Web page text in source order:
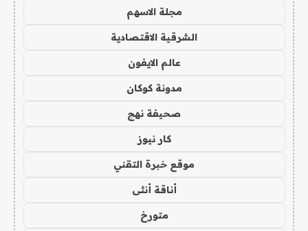
مجلة الاسهم
الشرقية الاقتصادية
عالم الايفون
مدونة كوكان
صحيفة نهج
كار نيوز
موقع خبرة التقني
أناقة أنثى
متورخ